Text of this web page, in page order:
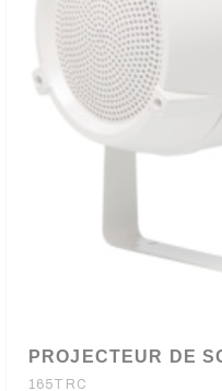
PROJECTEUR DE
165TRC